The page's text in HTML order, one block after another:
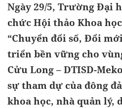
Ngày 29/5, Trường Đại
chức Hội thảo Khoa
“Chuyển đổi số, Đổi
triển bền vững cho
Cửu Long – DTISD-
sự tham dự của đông
khoa học, nhà quản lý,